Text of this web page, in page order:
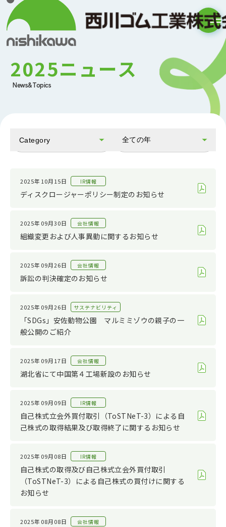
2025ニュース
News&Topics
Category
お知らせ
会社情報
全ての年
2024
2011
2025年10月15日 IR情報
ディスクロージャーポリシー制定のお知らせ
2025年09月30日 会社情報
組織変更および人事異動に関するお知らせ
2025年09月26日 会社情報
訴訟の判決確定のお知らせ
2025年09月26日 サステナビリティ
「SDGs」安佐動物公園 マルミミゾウの親子の一
般公開のご紹介
2025年09月17日 会社情報
湖北省にて中国第４工場新設のお知らせ
2025年09月09日 IR情報
自己株式立会外買付取引（ToSTNeT-3）による自
己株式の取得結果及び取得終了に関するお知らせ
2025年09月08日 IR情報
自己株式の取得及び自己株式立会外買付取引
（ToSTNeT-3）による自己株式の買付けに関する
お知らせ
2025年08月08日 会社情報